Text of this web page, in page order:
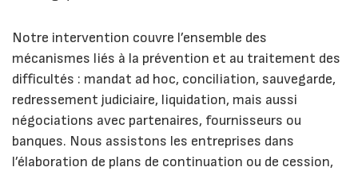
Notre intervention couvre l’ensemble des
mécanismes liés à la prévention et au traitement des
difficultés : mandat ad hoc, conciliation, sauvegarde,
redressement judiciaire, liquidation, mais aussi
négociations avec partenaires, fournisseurs ou
banques. Nous assistons les entreprises dans
l’élaboration de plans de continuation ou de cession,